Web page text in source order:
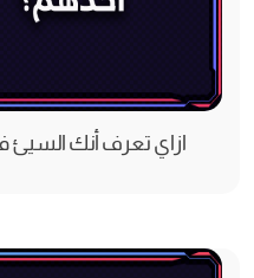
ازاي تعرف أنك السيئ